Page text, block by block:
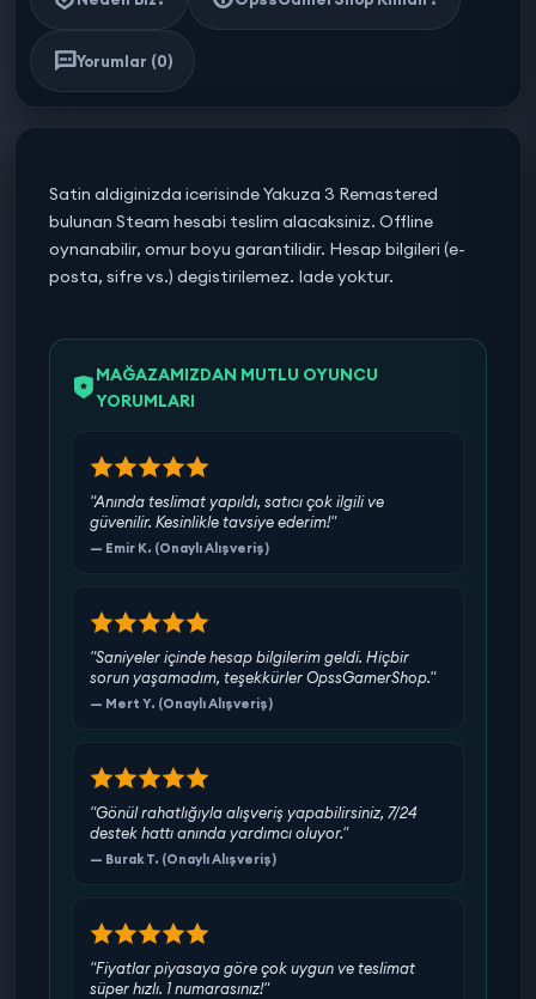
Yorumlar (0)
Satin aldiginizda icerisinde Yakuza 3 Remastered
bulunan Steam hesabi teslim alacaksiniz. Offline
oynanabilir, omur boyu garantilidir. Hesap bilgileri (e-
posta, sifre vs.) degistirilemez. Iade yoktur.
MAĞAZAMIZDAN MUTLU OYUNCU
YORUMLARI
"Anında teslimat yapıldı, satıcı çok ilgili ve
güvenilir. Kesinlikle tavsiye ederim!"
— Emir K. (Onaylı Alışveriş)
"Saniyeler içinde hesap bilgilerim geldi. Hiçbir
sorun yaşamadım, teşekkürler OpssGamerShop."
— Mert Y. (Onaylı Alışveriş)
"Gönül rahatlığıyla alışveriş yapabilirsiniz, 7/24
destek hattı anında yardımcı oluyor."
— Burak T. (Onaylı Alışveriş)
"Fiyatlar piyasaya göre çok uygun ve teslimat
süper hızlı. 1 numarasınız!"